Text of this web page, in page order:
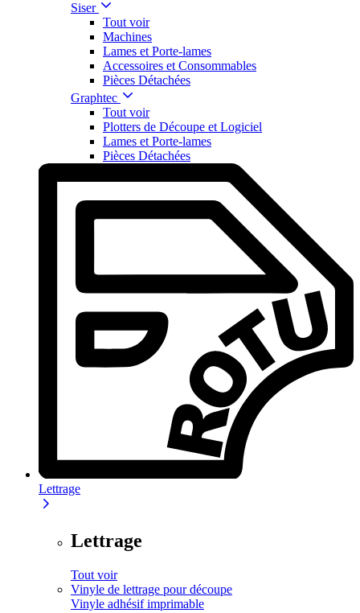
Siser
Tout voir
Machines
Lames et Porte-lames
Accessoires et Consommables
Pièces Détachées
Graphtec
Tout voir
Plotters de Découpe et Logiciel
Lames et Porte-lames
Pièces Détachées
Lettrage
Lettrage
Tout voir
Vinyle de lettrage pour découpe
Vinyle adhésif imprimable